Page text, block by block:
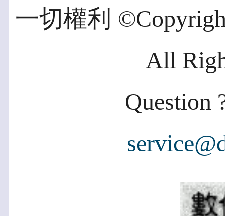
一切權利
All
Question